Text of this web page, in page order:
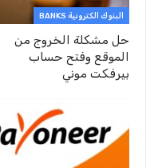
البنوك الكترونية BANKS
حل مشكلة الخروج من
الموقع وفتح حساب
بيرفكت موني